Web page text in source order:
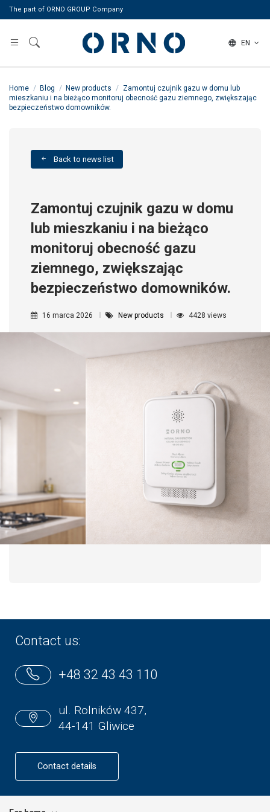
The part of ORNO GROUP Company
EN
Home Blog New products
Zamontuj czujnik gazu w domu lub
mieszkaniu i na bieżąco monitoruj obecność gazu ziemnego, zwiększając
bezpieczeństwo domowników.
Back to news list
Zamontuj czujnik gazu w domu
lub mieszkaniu i na bieżąco
monitoruj obecność gazu
ziemnego, zwiększając
bezpieczeństwo domowników.
16 marca 2026 New products 4428 views
Contact us:
+48 32 43 43 110
ul. Rolników 437,
44-141 Gliwice
Contact details